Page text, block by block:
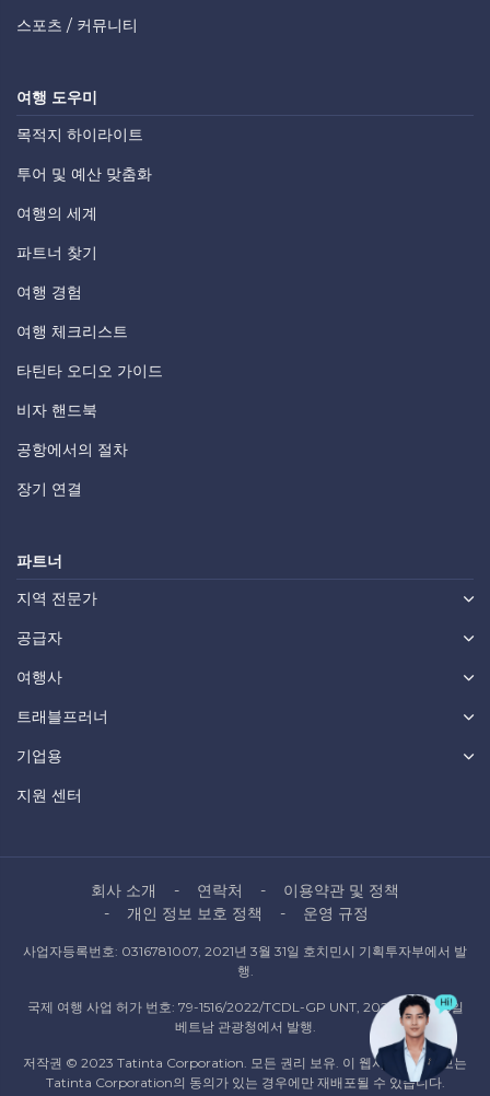
스포츠 / 커뮤니티
여행 도우미
목적지 하이라이트
투어 및 예산 맞춤화
여행의 세계
파트너 찾기
여행 경험
여행 체크리스트
타틴타 오디오 가이드
비자 핸드북
공항에서의 절차
장기 연결
파트너
지역 전문가
공급자
여행사
트래블프러너
기업용
지원 센터
회사 소개 연락처
이용약관 및 정책
개인 정보 보호 정책
운영 규정
사업자등록번호: 0316781007, 2021년 3월 31일 호치민시 기획투자부에서 발
행.
국제 여행 사업 허가 번호: 79-1516/2022/TCDL-GP UNT, 2022년 10월 6일
베트남 관광청에서 발행.
저작권 © 2023 Tatinta Corporation. 모든 권리 보유. 이 웹사이트의 정보는
Tatinta Corporation의 동의가 있는 경우에만 재배포될 수 있습니다.